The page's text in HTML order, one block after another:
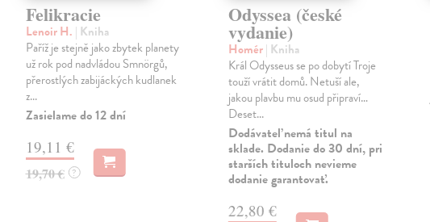
Felikracie
Lenoir H. | Kniha
Paříž je stejně jako zbytek planety
už rok pod nadvládou Smnörgů,
přerostlých zabijáckých kudlanek
z...
Zasielame do 12 dní
19,11 €
19,70 € ?
Odyssea (české
vydanie)
Homér| Kniha
Král Odysseus se po dobytí Troje
touží vrátit domů. Netuší ale,
jakou plavbu mu osud připraví…
Deset...
Dodávateľ nemá titul na
sklade. Dodanie do 30 dní, pri
starších tituloch nevieme
dodanie garantovať.
22,80 €